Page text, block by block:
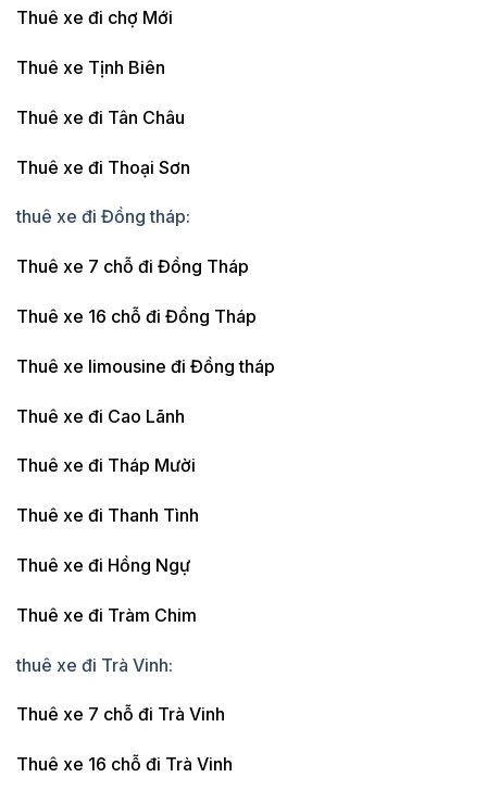
Thuê xe đi chợ Mới
Thuê xe Tịnh Biên
Thuê xe đi Tân Châu
Thuê xe đi Thoại Sơn
thuê xe đi Đồng tháp:
Thuê xe 7 chỗ đi Đồng Tháp
Thuê xe 16 chỗ đi Đồng Tháp
Thuê xe limousine đi Đồng tháp
Thuê xe đi Cao Lãnh
Thuê xe đi Tháp Mười
Thuê xe đi Thanh Tình
Thuê xe đi Hồng Ngự
Thuê xe đi Tràm Chim
thuê xe đi Trà Vinh:
Thuê xe 7 chỗ đi Trà Vinh
Thuê xe 16 chỗ đi Trà Vinh